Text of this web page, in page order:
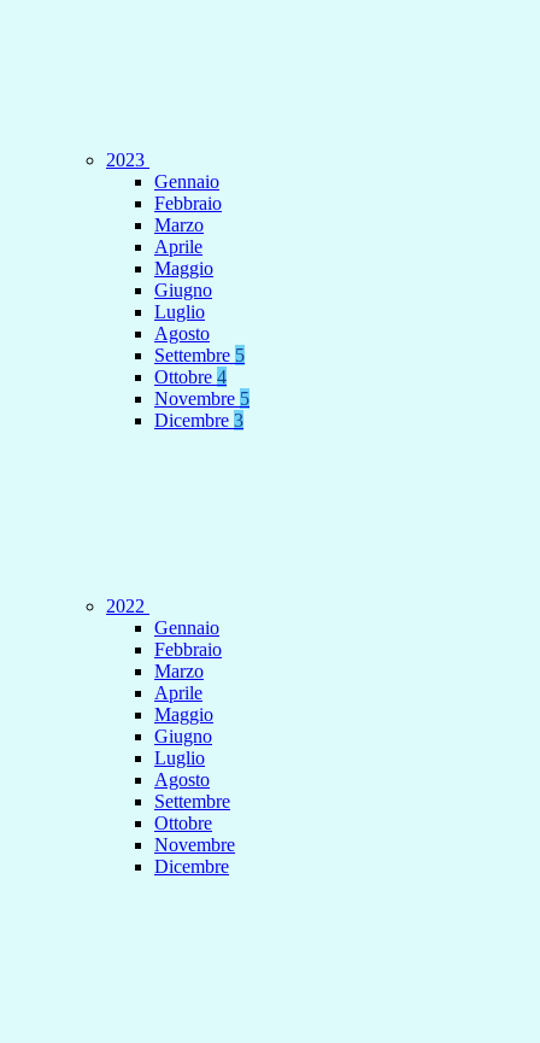
2023
Gennaio
Febbraio
Marzo
Aprile
Maggio
Giugno
Luglio
Agosto
Settembre 5
Ottobre 4
Novembre 5
Dicembre 3
2022
Gennaio
Febbraio
Marzo
Aprile
Maggio
Giugno
Luglio
Agosto
Settembre
Ottobre
Novembre
Dicembre